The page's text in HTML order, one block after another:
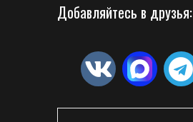
Добавляйтесь в друзья: